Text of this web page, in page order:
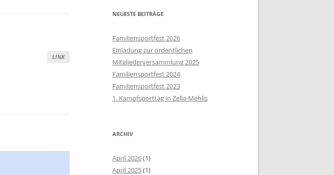
LINK
NEUESTE BEITRÄGE
Familiensportfest 2026
Einladung zur ordentlichen
Mitgliederversammlung 2025
Familiensportfest 2024
Familiensportfest 2023
1. Kampfsporttag in Zella-Mehlis
ARCHIV
April 2026(1)
April 2025(1)